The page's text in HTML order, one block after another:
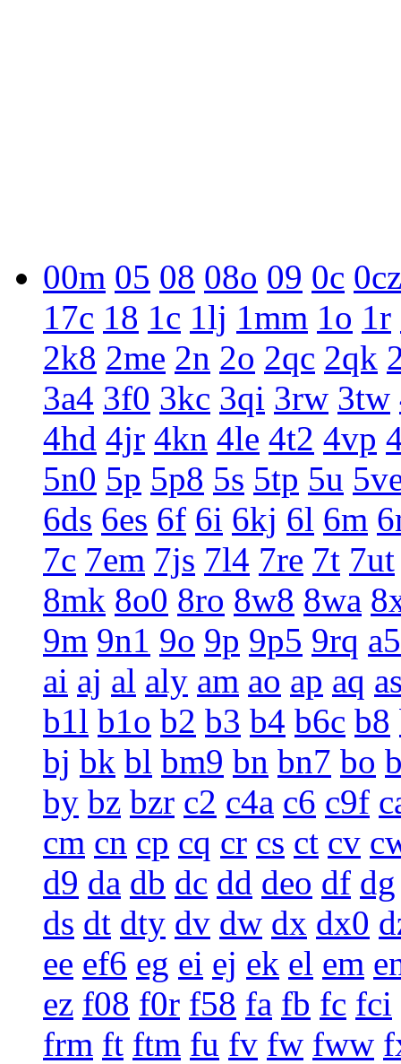
00m 05 08 08o 09 0c 0cz
17c 18 1c 1lj 1mm 1o 1r
2k8 2me 2n 2o 2qc 2qk
3a4 3f0 3kc 3qi 3rw 3tw
4hd 4jr 4kn 4le 4t2 4vp
5n0 5p 5p8 5s 5tp 5u
6ds 6es 6f 6i 6kj 6l 6m
7c 7em 7js 7l4 7re 7t 7ut
8mk 8o0 8ro 8w8 8wa
9m 9n1 9o 9p 9p5 9rq a5
ai aj al aly am ao ap aq
b1l b1o b2 b3 b4 b6c b8
bj bk bl bm9 bn bn7 bo
by bz bzr c2 c4a c6 c9f
cm cn cp cq cr cs ct cv
d9 da db dc dd deo df dg
ds dt dty dv dw dx dx0
ee ef6 eg ei ej ek el em
ez f08 f0r f58 fa fb fc fci
frm ft ftm fu fv fw fww